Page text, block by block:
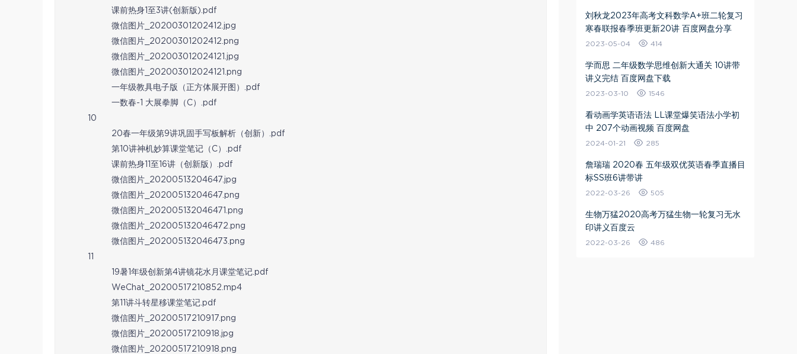
课前热身1至3讲(创新版).pdf
微信图片_20200301202412.jpg
微信图片_20200301202412.png
微信图片_202003012024121.jpg
微信图片_202003012024121.png
一年级教具电子版（正方体展开图）.pdf
一数春-1 大展拳脚（C）.pdf
10
20春一年级第9讲巩固手写板解析（创新）.pdf
第10讲神机妙算课堂笔记（C）.pdf
课前热身11至16讲（创新版）.pdf
微信图片_20200513204647.jpg
微信图片_20200513204647.png
微信图片_202005132046471.png
微信图片_202005132046472.png
微信图片_202005132046473.png
11
19暑1年级创新第4讲镜花水月课堂笔记.pdf
WeChat_20200517210852.mp4
第11讲斗转星移课堂笔记.pdf
微信图片_20200517210917.png
微信图片_20200517210918.jpg
微信图片_20200517210918.png
刘秋龙2023年高考文科数学A+班二轮复习
寒春联报春季班更新20讲 百度网盘分享
2023-05-04 414
学而思 二年级数学思维创新大通关 10讲带
讲义完结 百度网盘下载
2023-03-10 1546
看动画学英语语法 LL课堂爆笑语法小学初
中 207个动画视频 百度网盘
2024-01-21 285
詹瑞瑞 2020春 五年级双优英语春季直播目
标SS班6讲带讲
2022-03-26 505
生物万猛2020高考万猛生物一轮复习无水
印讲义百度云
2022-03-26 486